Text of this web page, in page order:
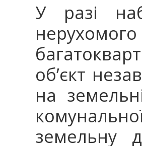
У разі
об’єкт
на
земельну